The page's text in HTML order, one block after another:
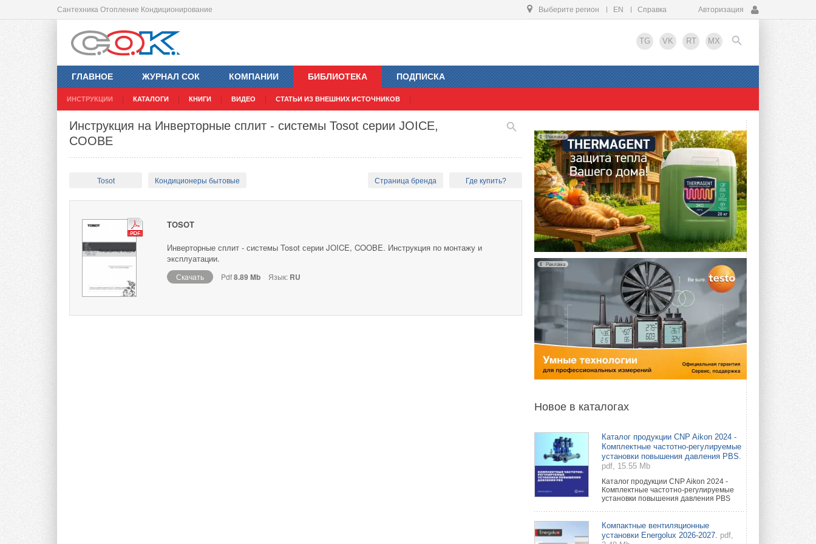
Сантехника Отопление Кондиционирование Выберите регион EN Справка Авторизация
TG VK RT MX
ГЛАВНОЕ ЖУРНАЛ СОК КОМПАНИИ БИБЛИОТЕКА
ИНСТРУКЦИИ КАТАЛОГИ КНИГИ ВИДЕО СТАТЬИ ИЗ ВНЕШНИХ ИСТОЧНИКОВ
ПОДПИСКА
EN
Инструкция на Инверторные сплит - системы Tosot серии JOICE,
COOBE
Tosot Кондиционеры бытовые Страница бренда Где купить?
TOSOT
Инверторные сплит - системы Tosot серии JOICE, COOBE. Инструкция по монтажу и
эксплуатации.
Скачать Pdf8.89 Mb Язык: RU
Реклама
Реклама
Новое в каталогах
Каталог продукции CNP Aikon 2024 -
Комплектные частотно-регулируемые
установки повышения давления PBS.
pdf, 15.55 Mb
Каталог продукции CNP Aikon 2024 -
Комплектные частотно-регулируемые
установки повышения давления PBS
Компактные вентиляционные
установки Energolux 2026-2027. pdf,